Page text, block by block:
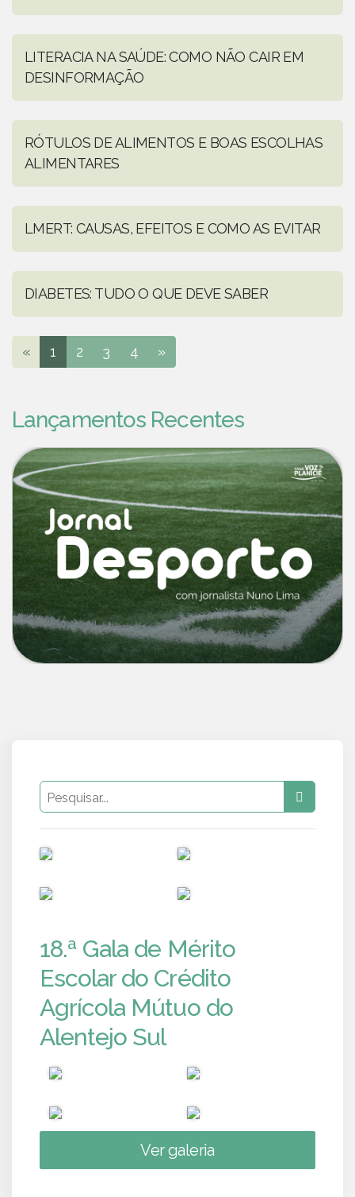
LITERACIA NA SAÚDE: COMO NÃO CAIR EM
DESINFORMAÇÃO
RÓTULOS DE ALIMENTOS E BOAS ESCOLHAS
ALIMENTARES
LMERT: CAUSAS, EFEITOS E COMO AS EVITAR
DIABETES: TUDO O QUE DEVE SABER
« 1 2 3 4 »
Lançamentos Recentes
18.ª Gala de Mérito
Escolar do Crédito
Agrícola Mútuo do
Alentejo Sul
Ver galeria